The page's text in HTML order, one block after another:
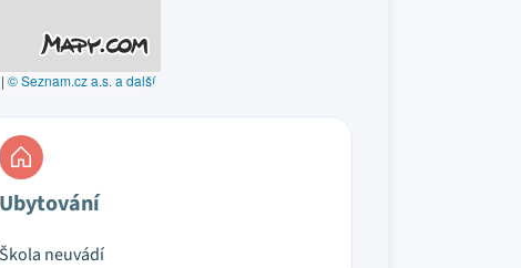
| © Seznam.cz a.s. a další
Ubytování
Škola neuvádí